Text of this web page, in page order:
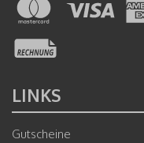
LINKS
Gutscheine